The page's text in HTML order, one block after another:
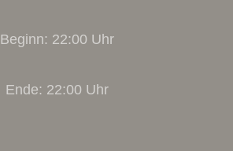
Beginn: 22:00 Uhr
Ende: 22:00 Uhr